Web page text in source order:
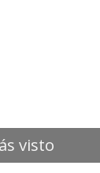
visto